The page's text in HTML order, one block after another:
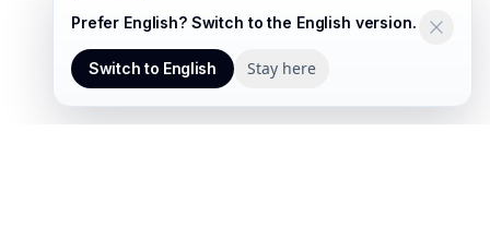
Contacto
WhatsApp
Prefer English? Switch to the English version.
Switch to English Stay here